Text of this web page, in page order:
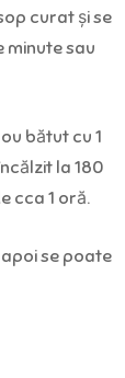
curat și se
minute sau
bătut cu 1
la 180
cca 1 oră.
se poate